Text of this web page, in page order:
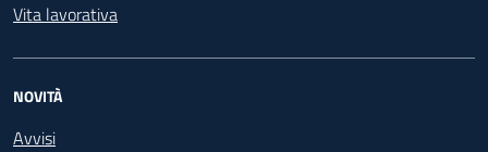
Vita lavorativa
NOVITÀ
Avvisi